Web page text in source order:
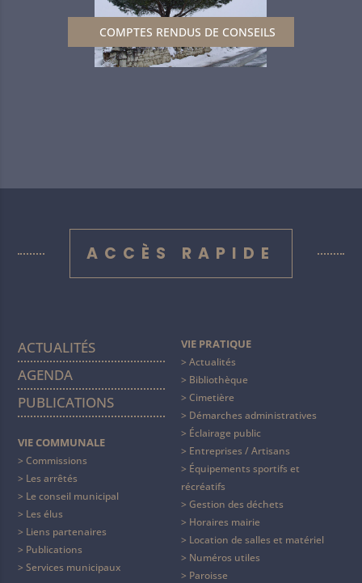
COMPTES RENDUS DE CONSEILS
ACCÈS RAPIDE
ACTUALITÉS
AGENDA
PUBLICATIONS
VIE COMMUNALE
Commissions
Les arrêtés
Le conseil municipal
Les élus
Liens partenaires
Publications
Services municipaux
VIE PRATIQUE
Actualités
Bibliothèque
Cimetière
Démarches administratives
Éclairage public
Entreprises / Artisans
Équipements sportifs et
récréatifs
Gestion des déchets
Horaires mairie
Location de salles et matériel
Numéros utiles
Paroisse